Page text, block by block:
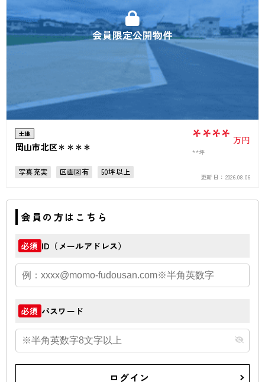
会員限定公開物件
土地
岡山市北区＊＊＊＊ **** 万円
**坪
写真充実 区画図有
50坪以上
更新日： 2026.08.06
会員の方はこちら
必須 ID（メールアドレス）
必須 パスワード
ログイン